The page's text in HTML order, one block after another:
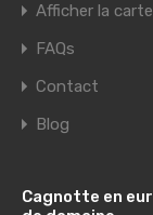
Afficher la carte
FAQs
Contact
Blog
Cagnotte en